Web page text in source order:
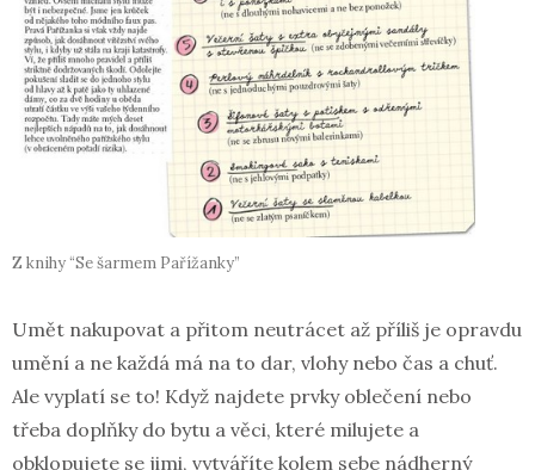
Z knihy “Se šarmem Pařížanky”
Umět nakupovat a přitom neutrácet až příliš je opravdu
umění a ne každá má na to dar, vlohy nebo čas a chuť.
Ale vyplatí se to! Když najdete prvky oblečení nebo
třeba doplňky do bytu a věci, které milujete a
obklopujete se jimi, vytváříte kolem sebe nádherný